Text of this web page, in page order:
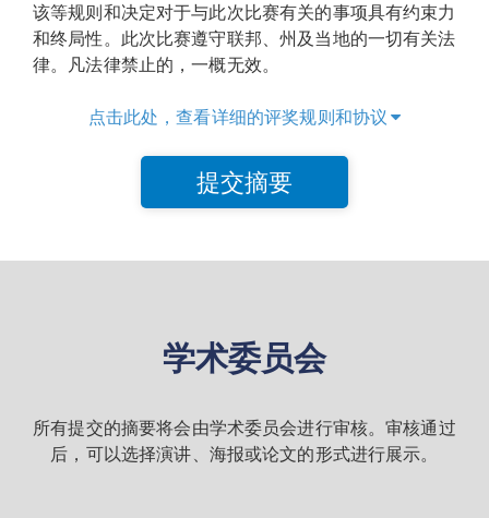
该等规则和决定对于与此次比赛有关的事项具有约束力
和终局性。此次比赛遵守联邦、州及当地的一切有关法
律。凡法律禁止的，一概无效。
点击此处，查看详细的评奖规则和协议
提交摘要
学术委员会
所有提交的摘要将会由学术委员会进行审核。审核通过
后，可以选择演讲、海报或论文的形式进行展示。